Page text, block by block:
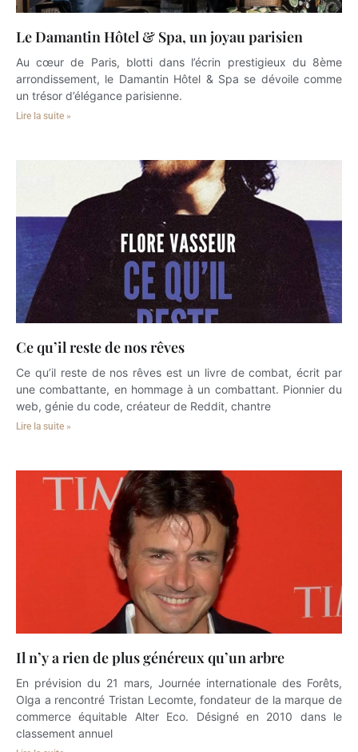
Le Damantin Hôtel & Spa, un joyau parisien
Au cœur de Paris, blotti dans l’écrin prestigieux du 8ème
arrondissement, le Damantin Hôtel & Spa se dévoile comme
un trésor d’élégance parisienne.
Lire la suite »
Ce qu’il reste de nos rêves
Ce qu’il reste de nos rêves est un livre de combat, écrit par
une combattante, en hommage à un combattant. Pionnier du
web, génie du code, créateur de Reddit, chantre
Lire la suite »
Il n’y a rien de plus généreux qu’un arbre
En prévision du 21 mars, Journée internationale des Forêts,
Olga a rencontré Tristan Lecomte, fondateur de la marque de
commerce équitable Alter Eco. Désigné en 2010 dans le
classement annuel